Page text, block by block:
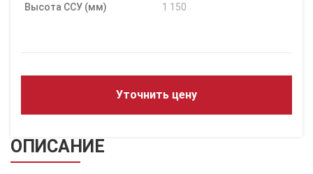
Высота ССУ (мм) 1 150
Уточнить цену
ОПИСАНИЕ